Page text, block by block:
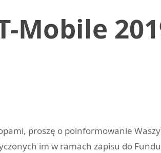
Mobile
proszę o poinformowanie
im w ramach zapisu do